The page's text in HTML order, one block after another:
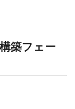
築フェー